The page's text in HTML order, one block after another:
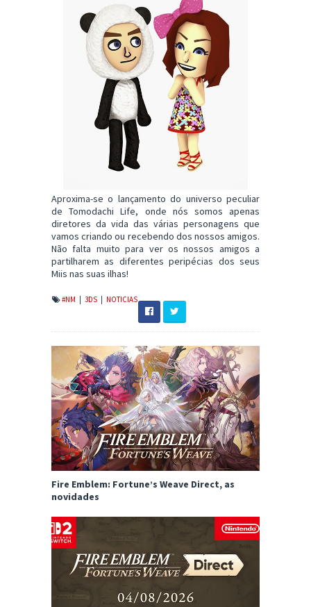
Aproxima-se o lançamento do universo peculiar
de Tomodachi Life, onde nós somos apenas
diretores da vida das várias personagens que
vamos criando ou recebendo dos nossos amigos.
Não falta muito para ver os nossos amigos a
partilharem as diferentes peripécias dos seus
Miis nas suas ilhas!
#NM | 3DS | NOTICIAS
Fire Emblem: Fortune’s Weave Direct, as
novidades